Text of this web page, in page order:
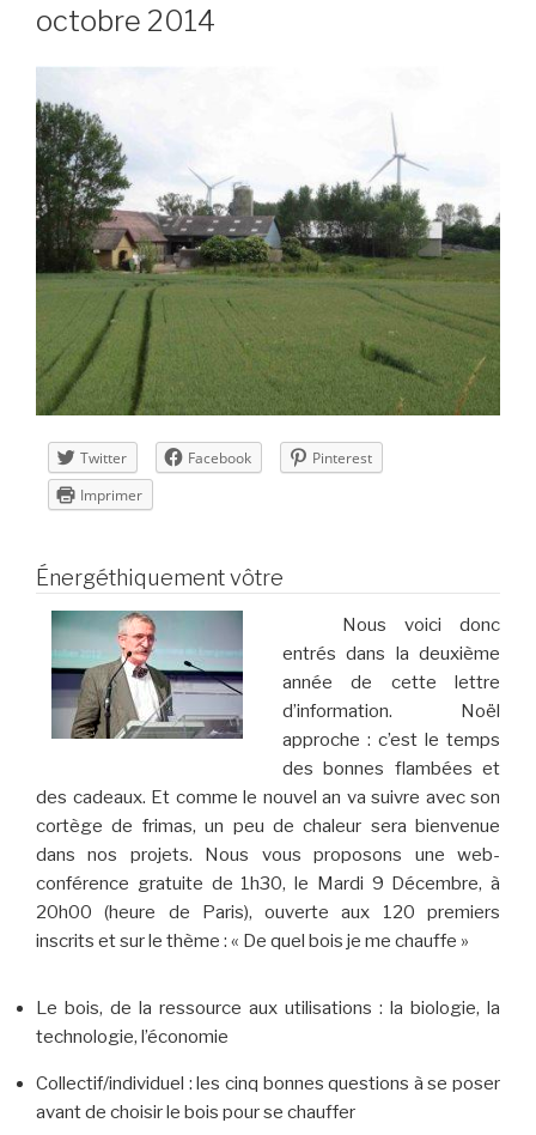
2014 »
octobre 2014
Twitter Facebook
Pinterest
Imprimer
Énergéthiquement vôtre
Nous voici donc
entrés dans la deuxième
année de cette lettre
d’information. Noël
approche : c’est le temps
des bonnes flambées et
des cadeaux. Et comme le nouvel an va suivre avec son
cortège de frimas, un peu de chaleur sera bienvenue
dans nos projets. Nous vous proposons une web-
conférence gratuite de 1h30, le Mardi 9 Décembre, à
20h00 (heure de Paris), ouverte aux 120 premiers
inscrits et sur le thème : « De quel bois je me chauffe »
Le bois, de la ressource aux utilisations : la biologie, la
technologie, l’économie
Collectif/individuel : les cinq bonnes questions à se poser
avant de choisir le bois pour se chauffer